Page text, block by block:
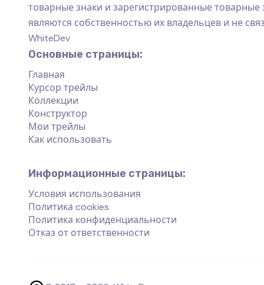
товарные знаки и зарегистрированные товарные
являются собственностью их владельцев и не
WhiteDev
Основные страницы:
Главная
Курсор трейлы
Коллекции
Конструктор
Мои трейлы
Как использовать
Информационные страницы:
Условия использования
Политика cookies
Политика конфиденциальности
Отказ от ответственности